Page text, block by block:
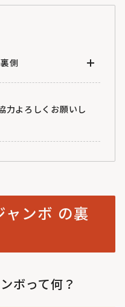
側
な好奇心から生まれた
力よろしくお願いし
ンボ の裏
ボって何？